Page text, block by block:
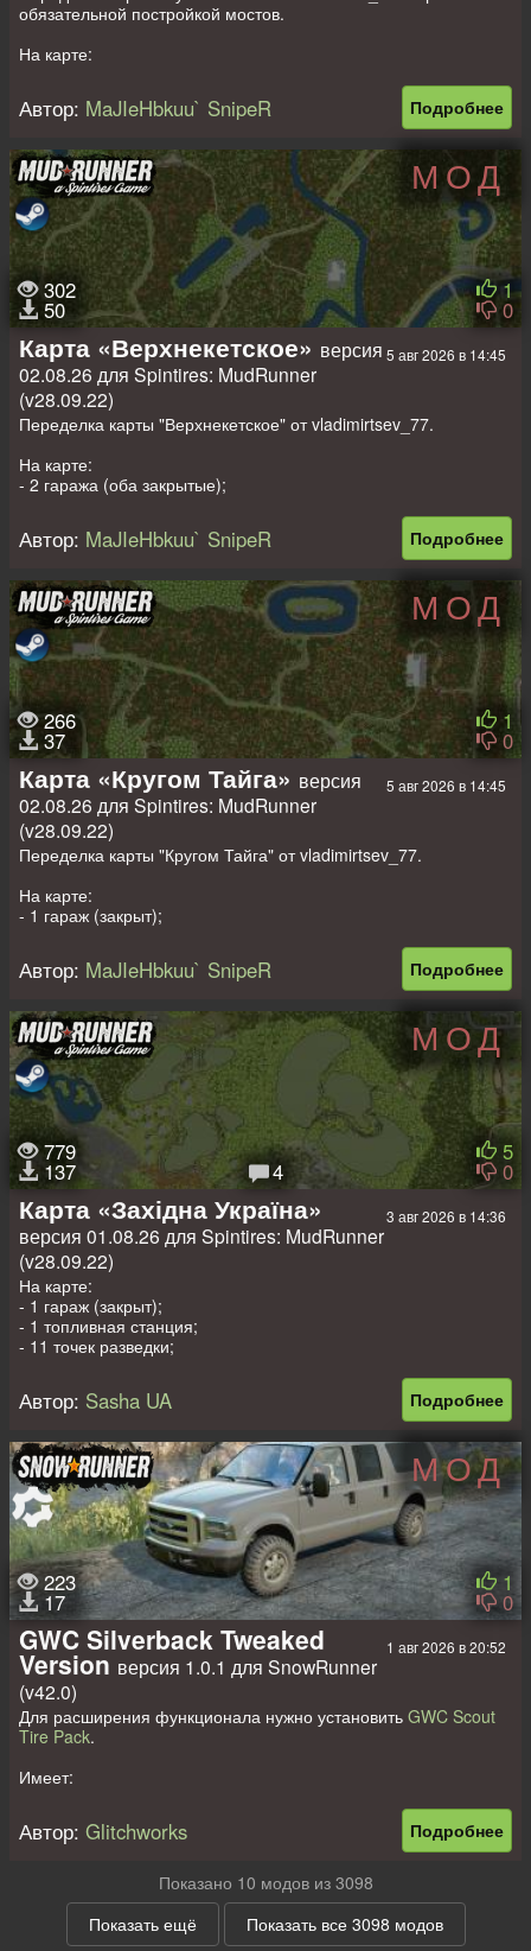
обязательной постройкой мостов.
На карте:
- 10 точек разведки;
- 6 лесопилок;
- 6 автомобилей + 3 слота под авто.
3-й слот не менять, так как там прописана автономка для
постройки мостов.
Размер: 1024 на 1024 метра.
Подробнее
Автор: MaJIeHbkuu` SnipeR
МОД
302
50
1
0
5 авг 2026 в 14:45
Карта «Верхнекетское» версия
02.08.26 для Spintires: MudRunner
(v28.09.22)
Переделка карты "Верхнекетское" от vladimirtsev_77.
На карте:
- 2 гаража (оба закрытые);
- 1 автопогрузка + 2 точки погрузки + 1 рандомная точка
- 6 лесопилок;
- 4 автомобиля + 3 слота под авто (заменяемые).
Размер: 1024 на 1024 метра.
Подробнее
Автор: MaJIeHbkuu` SnipeR
МОД
266
37
1
0
5 авг 2026 в 14:45
Карта «Кругом Тайга» версия
02.08.26 для Spintires: MudRunner
(v28.09.22)
Переделка карты "Кругом Тайга" от vladimirtsev_77.
На карте:
- 1 гараж (закрыт);
- 1 автопогрузка + 2 точки погрузки + 1 рандомная точка
- 6 лесопилок;
- 1 автомобиль + 4 слота под авто (заменяемые).
Размер: 1024 на 672 метра.
Подробнее
Автор: MaJIeHbkuu` SnipeR
МОД
779
137 4
5
0
3 авг 2026 в 14:36
Карта «Західна Україна»
версия 01.08.26 для Spintires: MudRunner
(v28.09.22)
На карте:
- 1 гараж (закрыт);
- 1 топливная станция;
- 11 точек разведки;
- 10 автомобилей + 3 слота под авто (заменяемые).
Размер: 1024 на 1024 метра.
Подробнее
Автор: Sasha UA
МОД
223
17
1
0
1 авг 2026 в 20:52
GWC Silverback Tweaked
Version версия 1.0.1 для SnowRunner
(v42.0)
Для расширения функционала нужно установить GWC Scout
Tire Pack.
Имеет:
- 4 своих вида подвески;
- 4 своих вида лебёдки;
- 2 стандартных запаски;
- 1 свой + 1 стандартный аддон;
- свои диски и навесное оборудование;
Подробнее
Автор: Glitchworks
Показано 10 модов из 3098
Показать ещё
Показать все 3098 модов